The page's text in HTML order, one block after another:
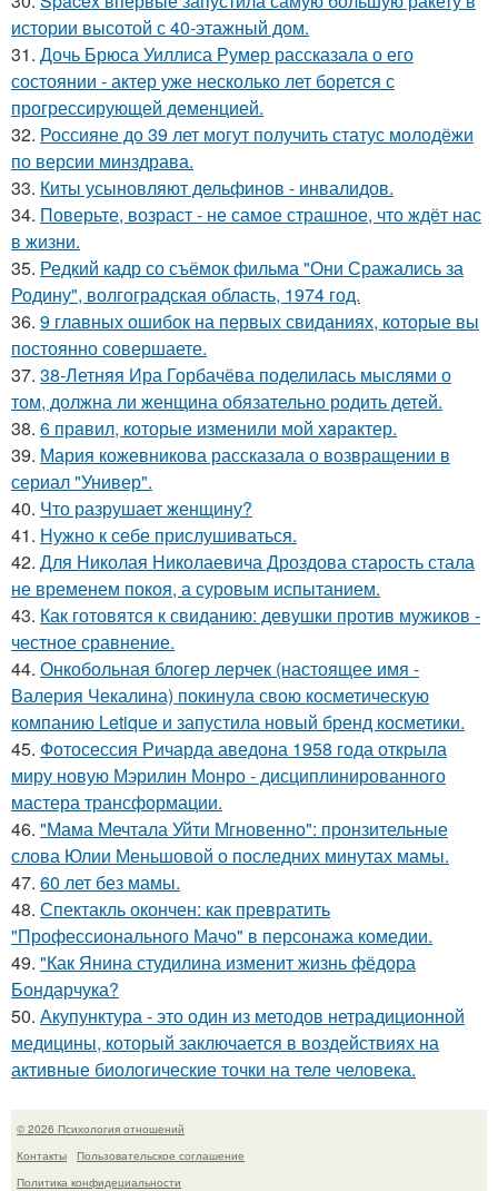
истории высотой с 40-этажный дом.
31. Дочь Брюса Уиллиса Румер рассказала о его
состоянии - актер уже несколько лет борется с
прогрессирующей деменцией.
32. Россияне до 39 лет могут получить статус молодёжи
по версии минздрава.
33. Киты усыновляют дельфинов - инвалидов.
34. Поверьте, возраст - не самое страшное, что ждёт нас
в жизни.
35. Редкий кадр со съёмок фильма "Они Сражались за
Родину", волгоградская область, 1974 год.
36. 9 главных ошибок на первых свиданиях, которые вы
постоянно совершаете.
37. 38-Летняя Ира Горбачёва поделилась мыслями о
том, должна ли женщина обязательно родить детей.
38. 6 прaвил, которые изменили мой хaрaктер.
39. Мария кожевникова рассказала о возвращении в
сериал "Универ".
40. Что разрушает женщину?
41. Нужно к себе прислушиваться.
42. Для Николая Николаевича Дроздова старость стала
не временем покоя, а суровым испытанием.
43. Как готовятся к свиданию: девушки против мужиков -
честное сравнение.
44. Онкобольная блогер лерчек (настоящее имя -
Валерия Чекалина) покинула свою косметическую
компанию Letique и запустила новый бренд косметики.
45. Фотосессия Ричарда аведона 1958 года открыла
миру новую Мэрилин Монро - дисциплинированного
мастера трансформации.
46. "Мама Мечтала Уйти Мгновенно": пронзительные
слова Юлии Меньшовой о последних минутах мамы.
47. 60 лет без мамы.
48. Спектакль окончен: как превратить
"Профессионального Мачо" в персонажа комедии.
49. "Как Янина студилина изменит жизнь фёдора
Бондарчука?
50. Акупунктура - это один из методов нетрадиционной
медицины, который заключается в воздействиях на
активные биологические точки на теле человека.
© 2026 Психология отношений
Контакты
Пользовательское соглашение
Политика конфидециальности